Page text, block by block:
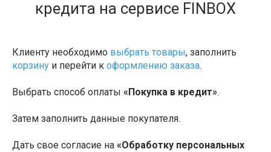
кредита на сервисе FINBOX
Клиенту необходимо выбрать товары, заполнить
корзину и перейти к оформлению заказа.
Выбрать способ оплаты «Покупка в кредит».
Затем заполнить данные покупателя.
Дать свое согласие на «Обработку персональных